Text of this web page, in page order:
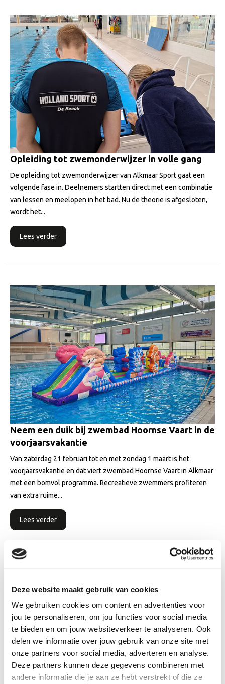
Deze website maakt gebruik van cookies
We gebruiken cookies om content en advertenties voor
jou te personaliseren, om jou functies voor social media
te bieden en om jouw websiteverkeer te analyseren. Ook
delen we informatie over jouw gebruik van onze site met
onze partners voor social media, adverteren en analyse.
Deze partners kunnen deze gegevens combineren met
andere informatie die je aan ze hebt verstrekt of die ze
Opleiding tot zwemonderwijzer in volle gang
De opleiding tot zwemonderwijzer van Alkmaar Sport gaat een
volgende fase in. Deelnemers startten direct met een combinatie
van lessen en meelopen in het bad. Nu de theorie is afgesloten,
wordt het...
Lees verder
Neem een duik bij zwembad Hoornse Vaart in de
voorjaarsvakantie
Van zaterdag 21 februari tot en met zondag 1 maart is het
voorjaarsvakantie en dat viert zwembad Hoornse Vaart in Alkmaar
met een bomvol programma. Recreatieve zwemmers profiteren
van extra ruime...
Lees verder